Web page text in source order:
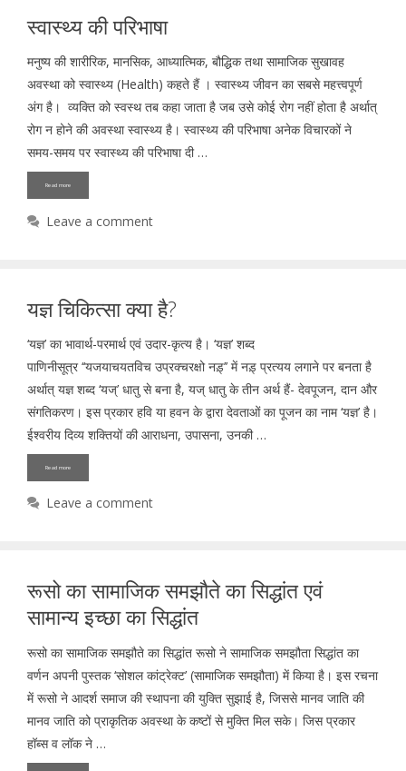
स्वास्थ्य की परिभाषा
मनुष्य की शारीरिक, मानसिक, आध्यात्मिक, बौद्धिक तथा सामाजिक सुखावह
अवस्था को स्वास्थ्य (Health) कहते हैं । स्वास्थ्य जीवन का सबसे महत्त्वपूर्ण
अंग है। व्यक्ति को स्वस्थ तब कहा जाता है जब उसे कोई रोग नहीं होता है अर्थात्
रोग न होने की अवस्था स्वास्थ्य है। स्वास्थ्य की परिभाषा अनेक विचारकों ने
समय-समय पर स्वास्थ्य की परिभाषा दी …
Read more
Leave a comment
यज्ञ चिकित्सा क्या है?
‘यज्ञ’ का भावार्थ-परमार्थ एवं उदार-कृत्य है। ‘यज्ञ’ शब्द
पाणिनीसूत्र ‘‘यजयाचयतविच उप्रक्चरक्षो नड़्’’ में नड़् प्रत्यय लगाने पर बनता है
अर्थात् यज्ञ शब्द ‘यज्’ धातु से बना है, यज् धातु के तीन अर्थ हैं- देवपूजन, दान और
संगतिकरण। इस प्रकार हवि या हवन के द्वारा देवताओं का पूजन का नाम ‘यज्ञ’ है।
ईश्वरीय दिव्य शक्तियों की आराधना, उपासना, उनकी …
Read more
Leave a comment
रूसो का सामाजिक समझौते का सिद्धांत एवं
सामान्य इच्छा का सिद्धांत
रूसो का सामाजिक समझौते का सिद्धांत रूसो ने सामाजिक समझौता सिद्धांत का
वर्णन अपनी पुस्तक ‘सोशल कांट्रेक्ट’ (सामाजिक समझौता) में किया है। इस रचना
में रूसो ने आदर्श समाज की स्थापना की युक्ति सुझाई है, जिससे मानव जाति की
मानव जाति को प्राकृतिक अवस्था के कष्टों से मुक्ति मिल सके। जिस प्रकार
हॉब्स व लॉक ने …